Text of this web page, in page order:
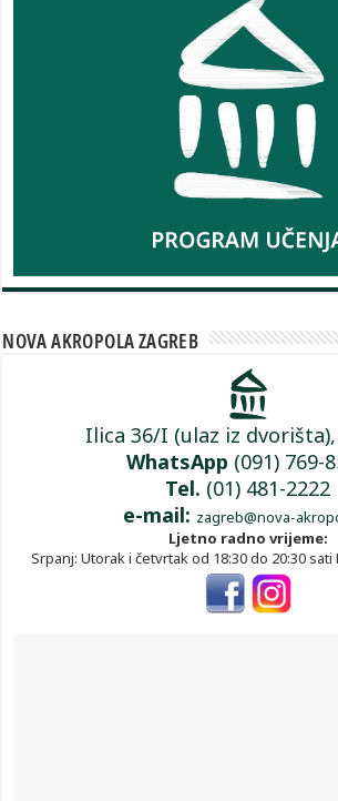
NOVA AKROPOLA ZAGREB
Ilica 36/I (ulaz iz
WhatsApp (091) 769-
Tel. (01) 481-2222
e-mail: zagreb@nova-
Ljetno radno vrijeme:
Srpanj: Utorak i četvrtak od 18:30 do 20:30